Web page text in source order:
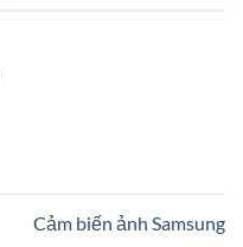
Cảm biến ảnh Samsung